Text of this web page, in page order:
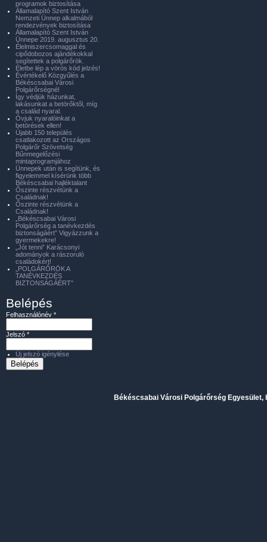
programok biztosítása
Államalapító Szent István
Nemzeti Ünnep alkalmából
rendezvények biztosítása
Államalapító Szent István
Ünnepe 2019. augusztus 20.
Élelmiszercsomaggal és
cipődobozos ajándékokkal
segítettek a polgárőrök.
Életbe lép a vörös kód jelzés!
Évértékelő Közgyűlés a
Békéscsabai Városi
Polgárőrségnél
Így védjük házunkat,
lakásunkat a betörőktől, míg
a család nyaral.
Óvjuk nyaralóinkat a
betörések ellen!
Újabb 150 település
csatlakozott az Országos
Polgárőr Szövetség
Bűnmegelőzési
mintaprogramjához
Ünnepek után is segítünk, és
figyelemmel kísérünk több
Békéscsabai hajléktalant
Őszinte részvétünk a
Családnak!
Őszinte részvétünk a
Családnak!
„Békéscsabai Városi
Polgárőrség a tanévkezdés
biztonságáért” Vigyázzunk a
gyermekekre!
„Jót tenni” Karácsonyi
adományok a rászoruló
családokért!
„POLGÁRŐRÖK A
TANÉVKEZDÉS
BIZTONSÁGÁÉRT”
Belépés
Felhasználónév *
Jelszó *
Új jelszó igénylése
Békéscsabai Városi Polgárőrség Egyesület,